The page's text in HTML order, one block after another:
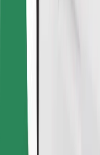
Uvjeti i
Zatraži